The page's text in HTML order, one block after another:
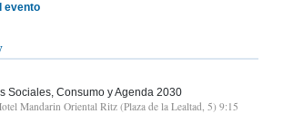
evento
Sociales, Consumo y Agenda 2030
Mandarin Oriental Ritz (Plaza de la Lealtad, 5) 9:15